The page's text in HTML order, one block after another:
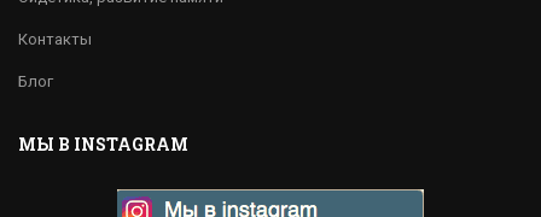
Контакты
Блог
МЫ В INSTAGRAM